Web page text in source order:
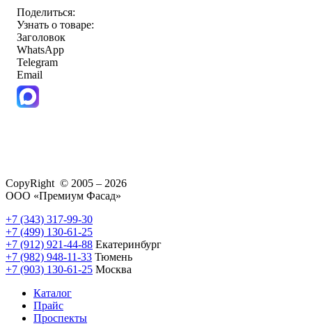
Поделиться:
Узнать о товаре:
Заголовок
WhatsApp
Telegram
Email
CopyRight © 2005 – 2026
ООО «Премиум Фасад»
+7 (343) 317-99-30
+7 (499) 130-61-25
+7 (912) 921-44-88 Екатеринбург
+7 (982) 948-11-33 Тюмень
+7 (903) 130-61-25 Москва
Каталог
Прайс
Проспекты